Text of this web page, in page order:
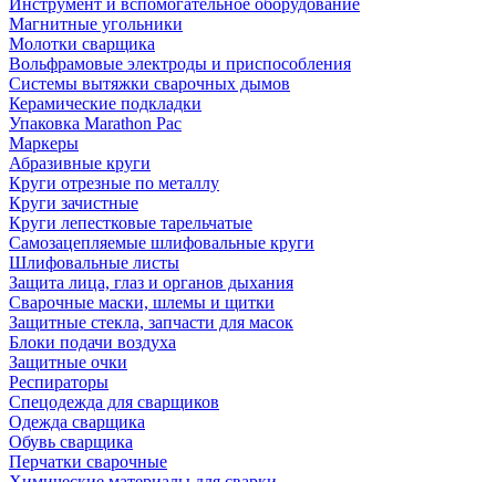
Инструмент и вспомогательное оборудование
Магнитные угольники
Молотки сварщика
Вольфрамовые электроды и приспособления
Системы вытяжки сварочных дымов
Керамические подкладки
Упаковка Marathon Pac
Маркеры
Абразивные круги
Круги отрезные по металлу
Круги зачистные
Круги лепестковые тарельчатые
Самозацепляемые шлифовальные круги
Шлифовальные листы
Защита лица, глаз и органов дыхания
Сварочные маски, шлемы и щитки
Защитные стекла, запчасти для масок
Блоки подачи воздуха
Защитные очки
Респираторы
Спецодежда для сварщиков
Одежда сварщика
Обувь сварщика
Перчатки сварочные